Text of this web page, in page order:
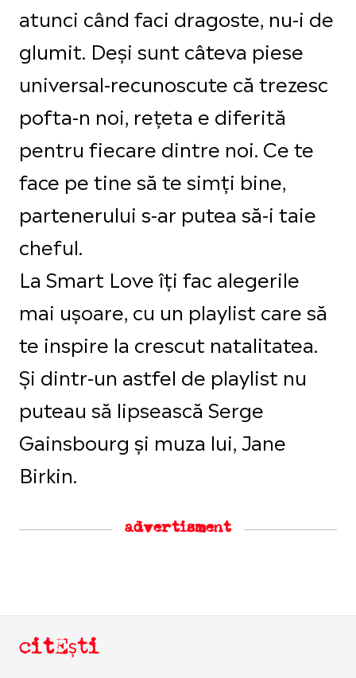
atunci când faci dragoste, nu-i de
glumit. Deși sunt câteva piese
universal-recunoscute că trezesc
pofta-n noi, rețeta e diferită
pentru fiecare dintre noi. Ce te
face pe tine să te simți bine,
partenerului s-ar putea să-i taie
cheful.
La Smart Love îți fac alegerile
mai ușoare, cu un playlist care să
te inspire la crescut natalitatea.
Și dintr-un astfel de playlist nu
puteau să lipsească Serge
Gainsbourg și muza lui, Jane
Birkin.
advertisment
citEști